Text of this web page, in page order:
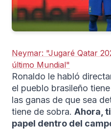
Neymar: "Jugaré Qatar
último Mundial"
Ronaldo le habló
el pueblo brasileño
las ganas de que sea
tiene de sobra. Ahora,
papel dentro del